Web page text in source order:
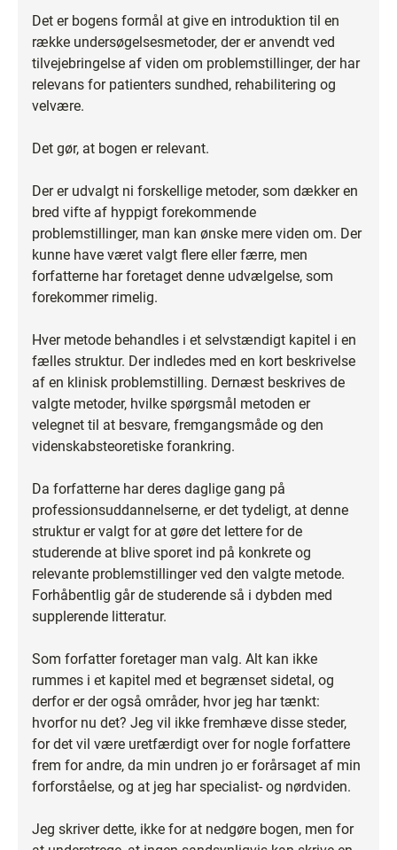
Det er bogens formål at give en introduktion til en
række undersøgelsesmetoder, der er anvendt ved
tilvejebringelse af viden om problemstillinger, der har
relevans for patienters sundhed, rehabilitering og
velvære.
Det gør, at bogen er relevant.
Der er udvalgt ni forskellige metoder, som dækker en
bred vifte af hyppigt forekommende
problemstillinger, man kan ønske mere viden om. Der
kunne have været valgt flere eller færre, men
forfatterne har foretaget denne udvælgelse, som
forekommer rimelig.
Hver metode behandles i et selvstændigt kapitel i en
fælles struktur. Der indledes med en kort beskrivelse
af en klinisk problemstilling. Dernæst beskrives de
valgte metoder, hvilke spørgsmål metoden er
velegnet til at besvare, fremgangsmåde og den
videnskabsteoretiske forankring.
Da forfatterne har deres daglige gang på
professionsuddannelserne, er det tydeligt, at denne
struktur er valgt for at gøre det lettere for de
studerende at blive sporet ind på konkrete og
relevante problemstillinger ved den valgte metode.
Forhåbentlig går de studerende så i dybden med
supplerende litteratur.
Som forfatter foretager man valg. Alt kan ikke
rummes i et kapitel med et begrænset sidetal, og
derfor er der også områder, hvor jeg har tænkt:
hvorfor nu det? Jeg vil ikke fremhæve disse steder,
for det vil være uretfærdigt over for nogle forfattere
frem for andre, da min undren jo er forårsaget af min
forforståelse, og at jeg har specialist- og nørdviden.
Jeg skriver dette, ikke for at nedgøre bogen, men for